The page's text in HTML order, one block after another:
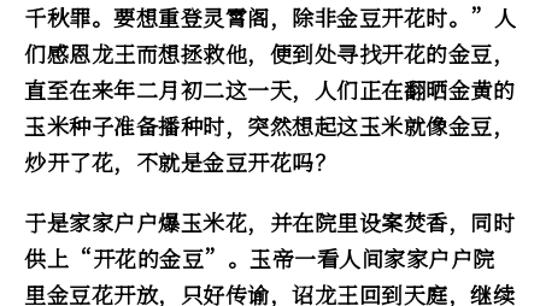
千秋罪。要想重登灵霄阁，除非金豆开花时。”人
们感恩龙王而想拯救他，便到处寻找开花的金豆，
直至在来年二月初二这一天，人们正在翻晒金黄的
玉米种子准备播种时，突然想起这玉米就像金豆，
炒开了花，不就是金豆开花吗？
于是家家户户爆玉米花，并在院里设案焚香，同时
供上“开花的金豆”。玉帝一看人间家家户户院
里金豆花开放，只好传谕，诏龙王回到天庭，继续